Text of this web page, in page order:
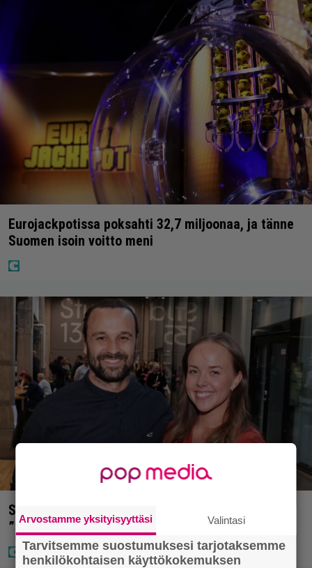
Eurojackpotissa poksahti 32,7 miljoonaa, ja tänne
Suomen isoin voitto meni
Sara ja Mikko Parikka etsivät uutta kotia –
”Seuraavaan kotiin tämmöinen”
Arvostamme yksityisyyttäsi Valintasi
Tarvitsemme suostumuksesi tarjotaksemme
henkilökohtaisen käyttökokemuksen